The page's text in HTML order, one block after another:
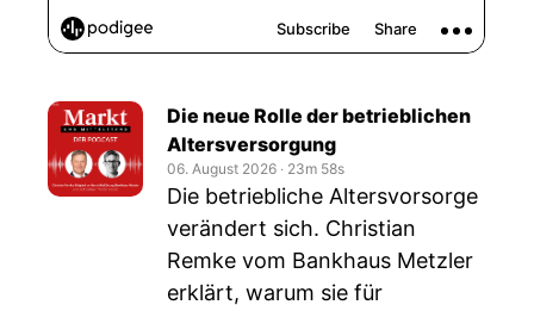
Die neue Rolle der betrieblichen
Altersversorgung
06. August 2026 ‧ 23m 58s
Die betriebliche Altersvorsorge
verändert sich. Christian
Remke vom Bankhaus Metzler
erklärt, warum sie für